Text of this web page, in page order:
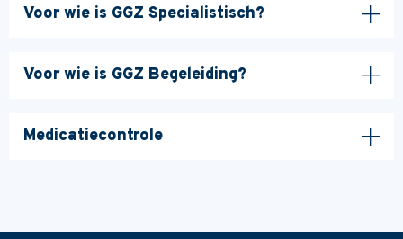
Voor wie is GGZ Specialistisch?
Voor wie is GGZ Begeleiding?
Medicatiecontrole